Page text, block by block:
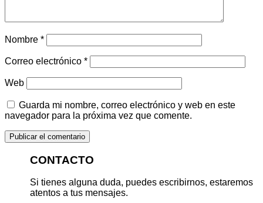
Nombre *
Correo electrónico *
Web
Guarda mi nombre, correo electrónico y web en este
navegador para la próxima vez que comente.
CONTACTO
Si tienes alguna duda, puedes escribirnos, estaremos
atentos a tus mensajes.